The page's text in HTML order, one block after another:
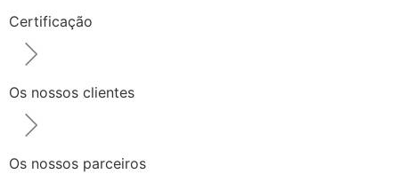
Certificação
Os nossos clientes
Os nossos parceiros